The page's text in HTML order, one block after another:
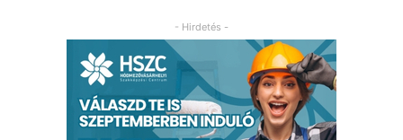
- Hirdetés -